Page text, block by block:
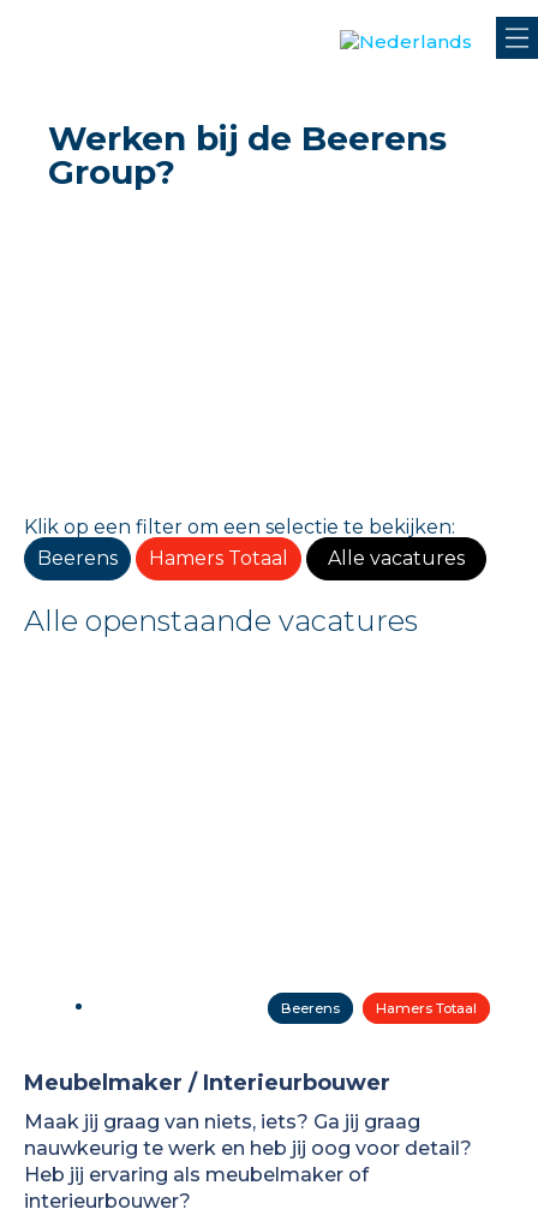
Werken bij de Beerens
Group?
Klik op een filter om een selectie te bekijken:
Beerens
Hamers Totaal Alle vacatures
Alle openstaande vacatures
Beerens Hamers Totaal
Meubelmaker / Interieurbouwer
Maak jij graag van niets, iets? Ga jij graag
nauwkeurig te werk en heb jij oog voor detail?
Heb jij ervaring als meubelmaker of
interieurbouwer?